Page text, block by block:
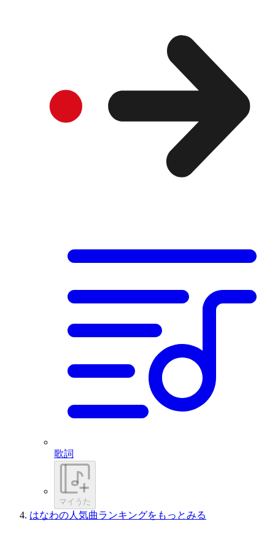
歌詞
マイうた
はなわの人気曲ランキングをもっとみる